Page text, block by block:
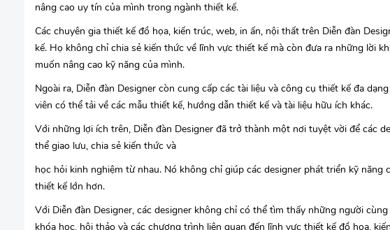
nâng cao uy tín của mình trong ngành thiết kế.
Các chuyên gia thiết kế đồ họa, kiến trúc, web, in ấn, nội thất trên Diễn đàn
kế. Họ không chỉ chia sẻ kiến thức về lĩnh vực thiết kế mà còn đưa ra những lời
muốn nâng cao kỹ năng của mình.
Ngoài ra, Diễn đàn Designer còn cung cấp các tài liệu và công cụ thiết kế đa
viên có thể tải về các mẫu thiết kế, hướng dẫn thiết kế và tài liệu hữu ích khác.
Với những lợi ích trên, Diễn đàn Designer đã trở thành một nơi tuyệt vời để các
thể giao lưu, chia sẻ kiến thức và
học hỏi kinh nghiệm từ nhau. Nó không chỉ giúp các designer phát triển kỹ
thiết kế lớn hơn.
Với Diễn đàn Designer, các designer không chỉ có thể tìm thấy những người
khóa học, hội thảo và các chương trình liên quan đến lĩnh vực thiết kế đồ họa,